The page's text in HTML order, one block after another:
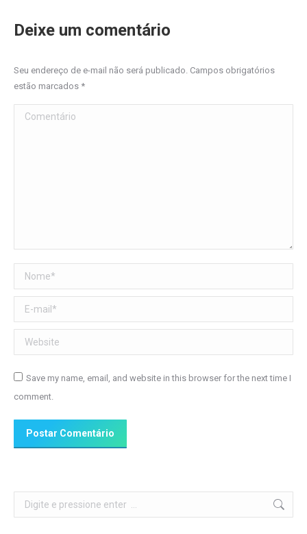
Deixe um comentário
Seu endereço de e-mail não será publicado. Campos obrigatórios
estão marcados *
Comentário
Nome *
E-mail *
Website
Save my name, email, and website in this browser for the next time I
comment.
Postar Comentário
Search: